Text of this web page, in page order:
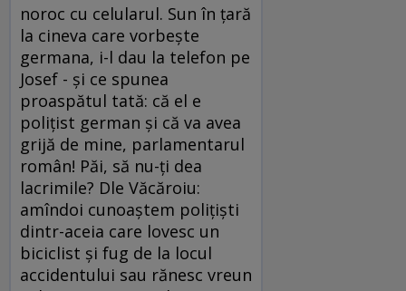
noroc cu celularul. Sun în ţară
la cineva care vorbeşte
germana, i-l dau la telefon pe
Josef - şi ce spunea
proaspătul tată: că el e
poliţist german şi că va avea
grijă de mine, parlamentarul
român! Păi, să nu-ţi dea
lacrimile? Dle Văcăroiu:
amîndoi cunoaştem poliţişti
dintr-aceia care lovesc un
biciclist şi fug de la locul
accidentului sau rănesc vreun